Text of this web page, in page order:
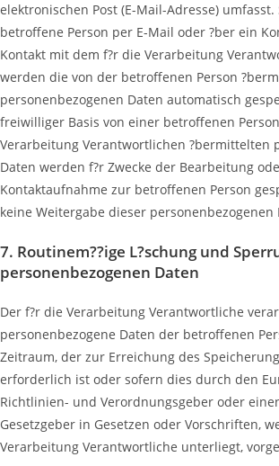
elektronischen Post (E-Mail-Adresse) umfasst.
betroffene Person per E-Mail oder ?ber ein
Kontakt mit dem f?r die Verarbeitung
werden die von der betroffenen Person
personenbezogenen Daten automatisch
freiwilliger Basis von einer betroffenen
Verarbeitung Verantwortlichen ?bermittelten
Daten werden f?r Zwecke der Bearbeitung
Kontaktaufnahme zur betroffenen Person
keine Weitergabe dieser personenbezogenen
7. Routinem??ige L?schung und
personenbezogenen Daten
Der f?r die Verarbeitung Verantwortliche
personenbezogene Daten der betroffenen
Zeitraum, der zur Erreichung des
erforderlich ist oder sofern dies durch den
Richtlinien- und Verordnungsgeber oder
Gesetzgeber in Gesetzen oder Vorschriften,
Verarbeitung Verantwortliche unterliegt,